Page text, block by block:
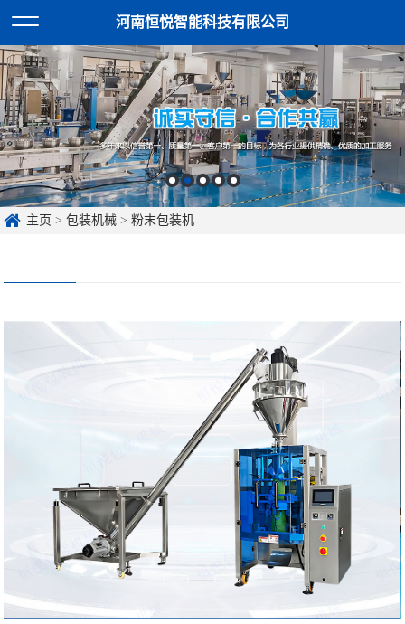
河南恒悦智能科技有限公司
主页 >包装机械 >粉末包装机